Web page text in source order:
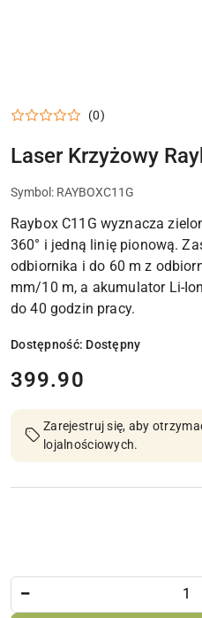
(0)
Laser Krzyżowy
Symbol: RAYBOXC11G
Raybox C11G wyznacza
360° i jedną linię pionową.
odbiornika i do 60 m z
mm/10 m, a akumulator Li-
do 40 godzin pracy.
Dostępność: Dostępny
cena:
399.90
Zarejestruj się, aby
lojalnościowych.